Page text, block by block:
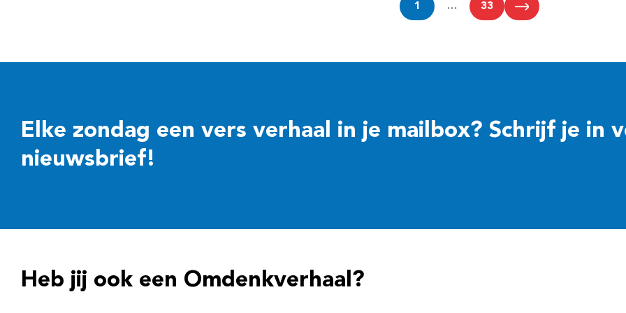
1 … 33
Elke zondag een vers verhaal in je mailbox? Schrijf je in
nieuwsbrief!
Heb jij ook een Omdenkverhaal?